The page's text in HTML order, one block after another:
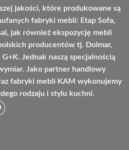
jakości, które produkowane są
fabryki mebli: Etap Sofa,
jak również ekspozycję mebli
producentów tj. Dolmar,
Jednak naszą specjalnością
Jako partner handlowy
fabryki mebli KAM wykonujemy
rodzaju i stylu kuchni.